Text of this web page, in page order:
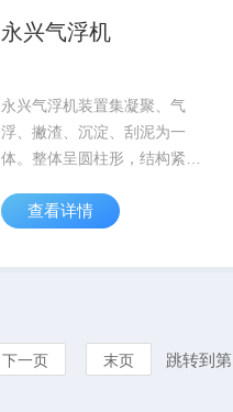
永兴气浮机
永兴气浮机装置集凝聚、气
浮、撇渣、沉淀、刮泥为一
体。整体呈圆柱形，结构紧
大部分组成池体，旋转布水机
构，集水机构等。进水口、出
查看详情
下一页 末页 跳转到第